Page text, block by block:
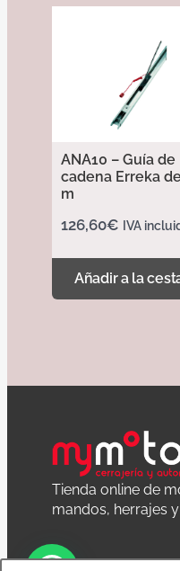
ANA10 – Guía de
cadena Erreka
m
126,60€ IVA
Añadir a la
Tienda online de
mandos, herrajes